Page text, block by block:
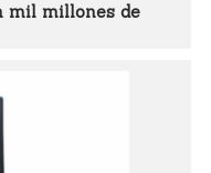
mil millones de